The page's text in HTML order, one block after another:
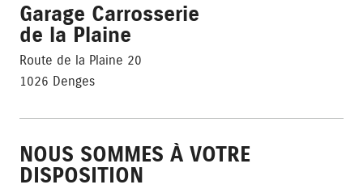
Garage Carrosserie
de la Plaine
Route de la Plaine 20
1026 Denges
NOUS SOMMES À VOTRE
DISPOSITION